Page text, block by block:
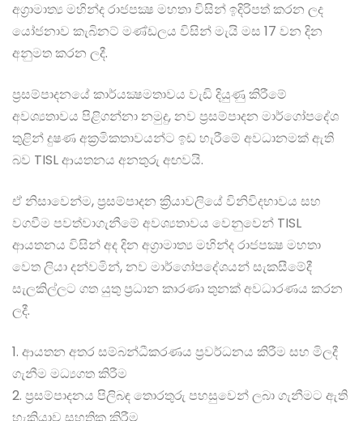
අග්‍රාමාත්‍ය මහින්ද රාජපක්‍ෂ මහතා විසින් ඉදිරිපත් කරන ලද
යෝජනාව කැබිනට් මණ්ඩලය විසින් මැයි මස 17 වන දින
අනුමත කරන ලදී.
ප්‍රසම්පාදනයේ කාර්යක්‍ෂමතාවය වැඩි දියුණු කිරීමේ
අවශ්‍යතාවය පිළිගන්නා නමුදු, නව ප්‍රසම්පාදන මාර්ගෝපදේශ
තුළින් දුෂණ අක්‍රමිකතාවයන්ට ඉඩ හැරීමේ අවධානමක් ඇති
බව TISL ආයතනය අනතුරු අඟවයි.
ඒ නිසාවෙන්ම, ප්‍රසම්පාදන ක්‍රියාවලියේ විනිවිදභාවය සහ
වගවීම පවත්වාගැනීමේ අවශ්‍යතාවය වෙනුවෙන් TISL
ආයතනය විසින් අද දින අග්‍රාමාත්‍ය මහින්ද රාජපක්‍ෂ මහතා
වෙත ලියා දන්වමින්, නව මාර්ගෝපදේශයන් සැකසීමේදී
සැලකිල්ලට ගත යුතු ප්‍රධාන කාරණා තුනක් අවධාරණය කරන
ලදී.
1. ආයතන අතර සම්බන්ධීකරණය ප්‍රවර්ධනය කිරීම සහ මිලදී
ගැනීම මධ්‍යගත කිරීම
2. ප්‍රසම්පාදනය පිලිබඳ තොරතුරු පහසුවෙන් ලබා ගැනීමට ඇති